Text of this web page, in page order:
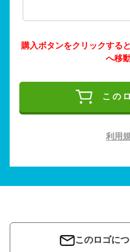
購入ボタンをクリックする
へ移
この
利用
このロゴに